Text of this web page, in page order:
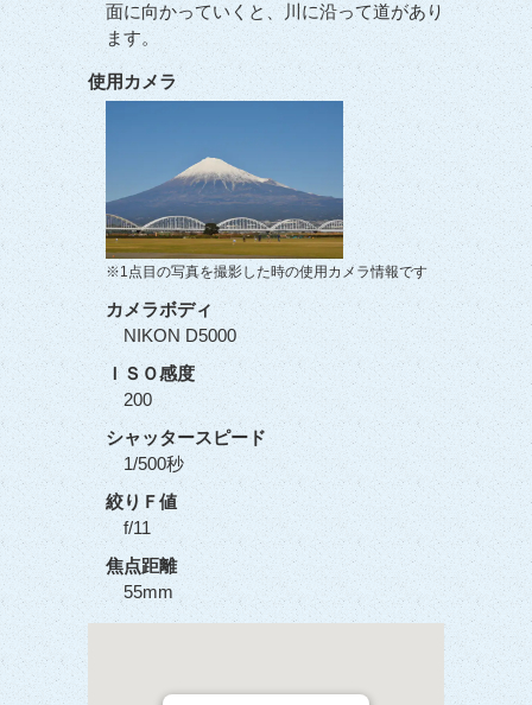
面に向かっていくと、川に沿って道があり
ます。
使用カメラ
※1点目の写真を撮影した時の使用カメラ情報です
カメラボディ
NIKON D5000
ＩＳＯ感度
200
シャッタースピード
1/500秒
絞りＦ値
f/11
焦点距離
55mm